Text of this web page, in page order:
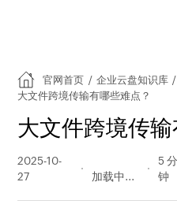
官网首页 / 企业云盘知识库 /
大文件跨境传输有哪些难点？
大文件跨境传
2025-10-
27
量
5 分
钟